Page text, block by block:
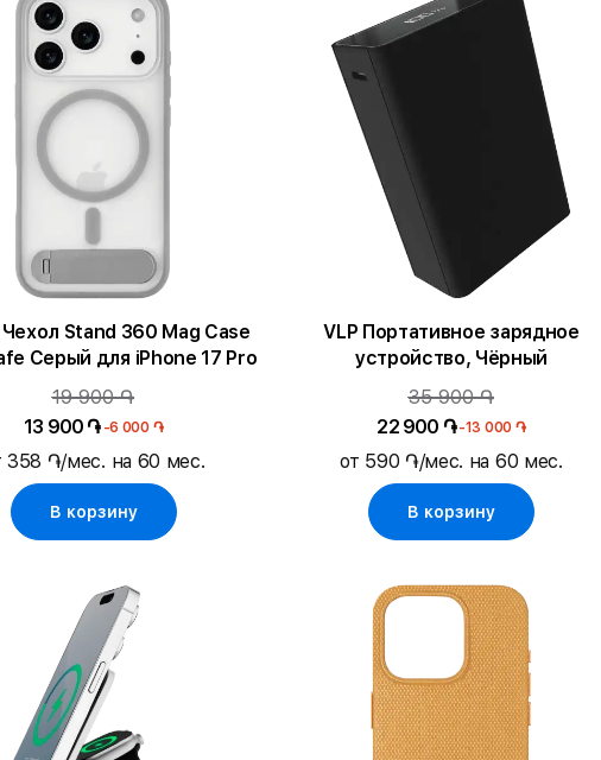
Чехол Stand 360 Mag Case
Серый для iPhone 17 Pro
19 900 ֏
13 900 ֏ -6 000 ֏
358 ֏/мес. на 60 мес.
В корзину
VLP Портативное зарядное
устройство, Чёрный
35 900 ֏
22 900 ֏ -13 000 ֏
от 590 ֏/мес. на 60 мес.
В корзину